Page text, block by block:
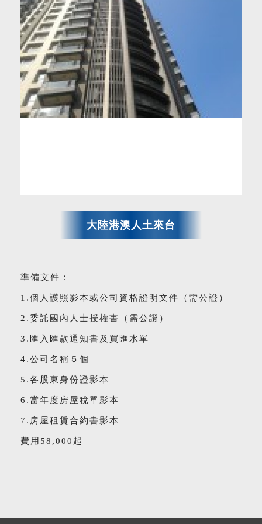
大陸港澳人土來台
準備文件：
1.個人護照影本或公司資格證明文件（需公證）
2.委託國內人士授權書（需公證）
3.匯入匯款通知書及買匯水單
4.公司名稱５個
5.各股東身份證影本
6.當年度房屋稅單影本
7.房屋租賃合約書影本
費用58,000起